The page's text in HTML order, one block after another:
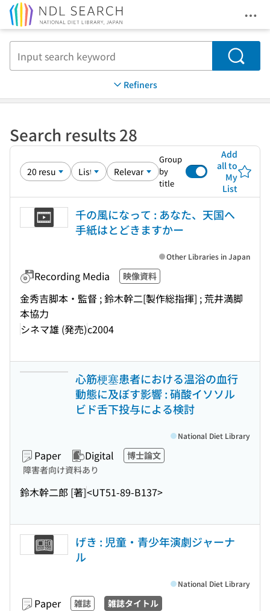
Search
Refiners
Search results 28
Group
by
title
Add
all to
My
List
千の風になって : あなた、天国へ
手紙はとどきますかー
Recording Media 映像資料
金秀吉脚本・監督 ; 鈴木幹二[製作総指揮] ; 荒井満脚
本協力
シネマ雄 (発売)c2004
Other Libraries in Japan
心筋梗塞患者における温浴の血行
動態に及ぼす影響 : 硝酸イソソル
ビド舌下投与による検討
Paper Digital
博士論文
障害者向け資料あり
鈴木幹二郎 [著]<UT51-89-B137>
National Diet Library
げき : 児童・青少年演劇ジャーナ
ル
Paper 雑誌 雑誌タイトル
National Diet Library